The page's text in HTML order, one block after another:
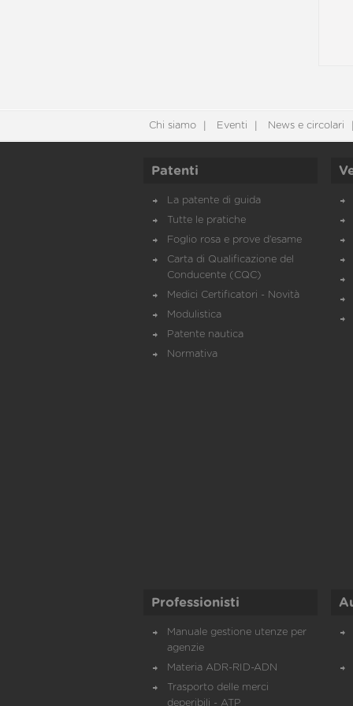
Chi siamo Eventi News e circolari
Patenti
La patente di guida
Tutte le pratiche
Foglio rosa e prove d’esame
Carta di Qualificazione del
Conducente (CQC)
Medici Certificatori - Novità
Modulistica
Patente nautica
Normativa
Professionisti
Manuale gestione utenze per
agenzie
Materia ADR-RID-ADN
Trasporto delle merci
deperibili - ATP